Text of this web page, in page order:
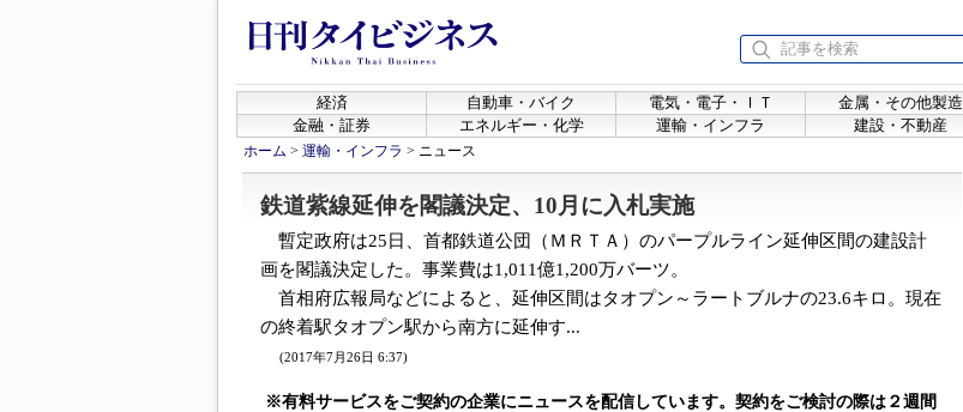
経済 自動車・バイク 電気・電子・ＩＴ 金属・その他製造
金融・証券
エネルギー・化学 運輸・インフラ 建設・不動産
ホーム > 運輸・インフラ > ニュース
鉄道紫線延伸を閣議決定、10月に入札実施
暫定政府は25日、首都鉄道公団（ＭＲＴＡ）のパープルライン延伸区間の建設計
画を閣議決定した。事業費は1,011億1,200万バーツ。
首相府広報局などによると、延伸区間はタオプン～ラートブルナの23.6キロ。現在
の終着駅タオプン駅から南方に延伸す...
(2017年7月26日 6:37)
※有料サービスをご契約の企業にニュースを配信しています。契約をご検討の際は２週間